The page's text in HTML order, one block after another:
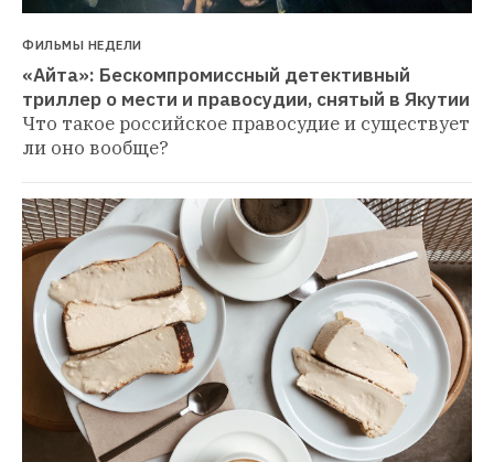
ФИЛЬМЫ НЕДЕЛИ
«Айта»: Бескомпромиссный детективный
триллер о мести и правосудии, снятый в Якутии
Что такое российское правосудие и существует
ли оно вообще?